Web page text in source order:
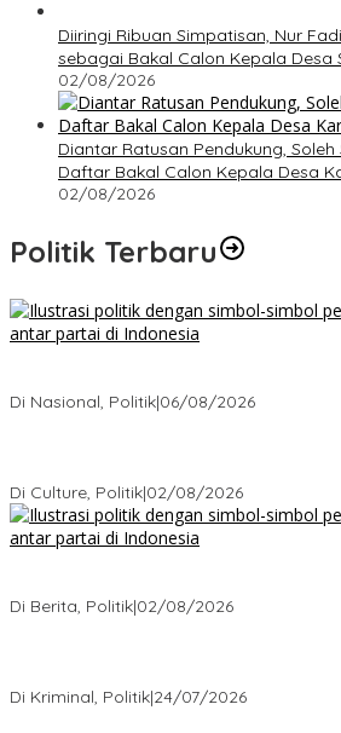
Diiringi Ribuan Simpatisan, Nur
sebagai Bakal Calon Kepala Desa
02/08/2026
Diantar Ratusan Pendukung, Soleh
Daftar Bakal Calon Kepala Desa
02/08/2026
Politik Terbaru
Di Nasional, Politik|06/08/2026
Di Culture, Politik|02/08/2026
Di Berita, Politik|02/08/2026
Di Kriminal, Politik|24/07/2026